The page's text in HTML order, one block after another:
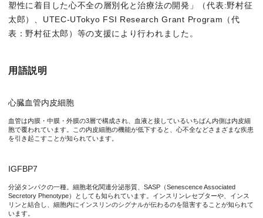
塑性に着目した心不全の層別化と治療法の開発」（代表:野村征
太郎）、UTEC-UTokyo FSI Research Grant Program（代
表：野村征太郎）等の支援により行われました。
用語説明
心臓血管内皮細胞
血管は内膜・中膜・外膜の3層で構成され、血液と接しているいちばん内側は内皮細
胞で覆われています。この内皮細胞の機能が低下すると、心不全などさまざまな疾患
を引き起こすことが知られています。
IGFBP7
分泌タンパクの一種。細胞老化関連分泌形質、SASP（Senescence Associated
Secretory Phenotype）としても知られています。インスリンレセプターや、インス
リンと結合し、細胞内にインスリンのシグナルが伝わるのを阻害することが知られて
います。